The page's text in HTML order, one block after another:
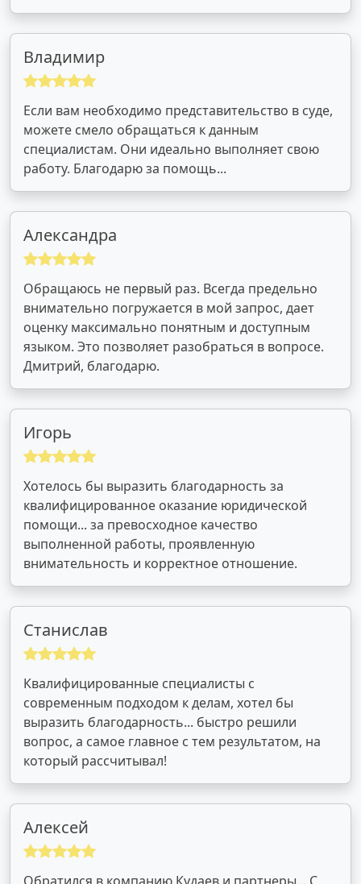
Владимир
Если вам необходимо представительство в суде,
можете смело обращаться к данным
специалистам. Они идеально выполняет свою
работу. Благодарю за помощь...
Александра
Обращаюсь не первый раз. Всегда предельно
внимательно погружается в мой запрос, дает
оценку максимально понятным и доступным
языком. Это позволяет разобраться в вопросе.
Дмитрий, благодарю.
Игорь
Хотелось бы выразить благодарность за
квалифицированное оказание юридической
помощи... за превосходное качество
выполненной работы, проявленную
внимательность и корректное отношение.
Станислав
Квалифицированные специалисты с
современным подходом к делам, хотел бы
выразить благодарность... быстро решили
вопрос, а самое главное с тем результатом, на
который рассчитывал!
Алексей